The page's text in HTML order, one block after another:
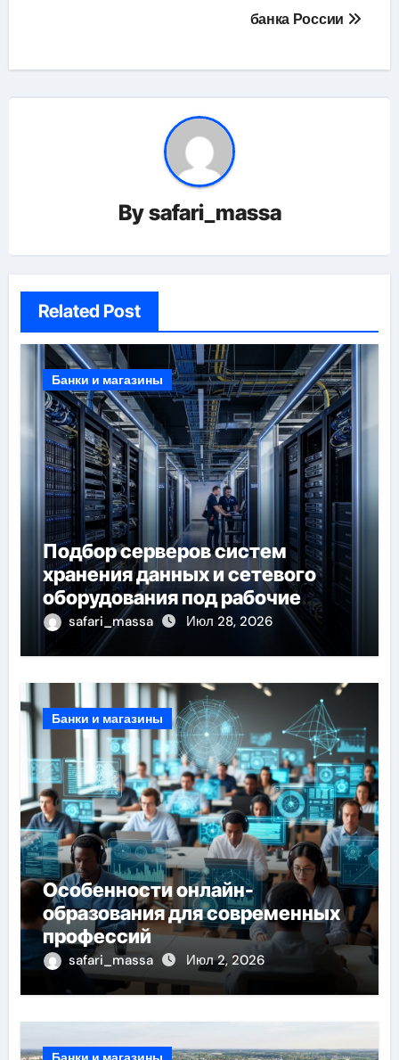
банка России
Bysafari_massa
Related Post
Банки и магазины
Подбор серверов систем
хранения данных и сетевого
оборудования под рабочие
задачи
safari_massa Июл 28, 2026
Банки и магазины
Особенности онлайн-
образования для современных
профессий
safari_massa Июл 2, 2026